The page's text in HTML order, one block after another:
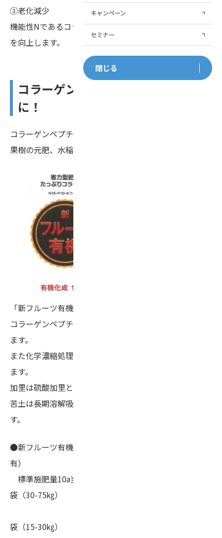
③老化減少
機能性Nであるコラーゲンペプチドは保湿・鮮度保持力
を向上します。
コラーゲンペプチドで作物を元気
に！
コラーゲンペプチドを配合した肥料をご紹介します。
果樹の元肥、水稲・野菜の追肥におすすめです。
「新フルーツ有機」と「ニューでか丸」は、
コラーゲンペプチドと動物有機を有機態窒素源としてい
ます。
また化学濃縮処理して得られる濃縮骨粉も使用しており
ます。
加里は硫酸加里と塩化加里を使用、
苦土は長期溶解吸収されやすい水酸化マグネシウムで
す。
●新フルーツ有機 15-10-7 CMg-3（内有機態N-1.7％含
有）
標準施肥量10a当たり（めやす）果樹の元肥・・・2-5
袋（30-75㎏）
袋（15-30㎏）
キャンペーン
セミナー
閉じる